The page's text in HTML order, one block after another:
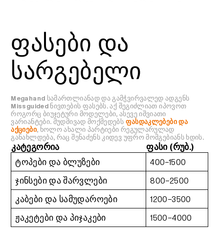
ფასები და
სარგებელი
Megahand სამართლიანად და გამჭვირვალედ ადგენს
Missguided ნივთების ფასებს. აქ შეგიძლიათ იპოვოთ
როგორც ბიუჯეტური მოდელები, ასევე იშვიათი
ვარიანტები. მუდმივად მოქმედებს ფასდაკლებები და
აქციები, ხოლო ახალი პარტიები რეგულარულად
განახლდება, რაც შენაძენს კიდევ უფრო მომგებიანს ხდის.
კატეგორია
ფასი (რუბ.)
ტოპები და ბლუზები
400–1500
ჯინსები და შარვლები
800–2500
კაბები და სამუდაროები
1200–3500
ჟაკეტები და პიჯაკები
1500–4000